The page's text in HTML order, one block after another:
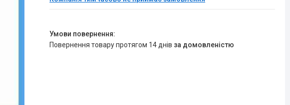
повернення товару протягом 14 днів за домовленістю